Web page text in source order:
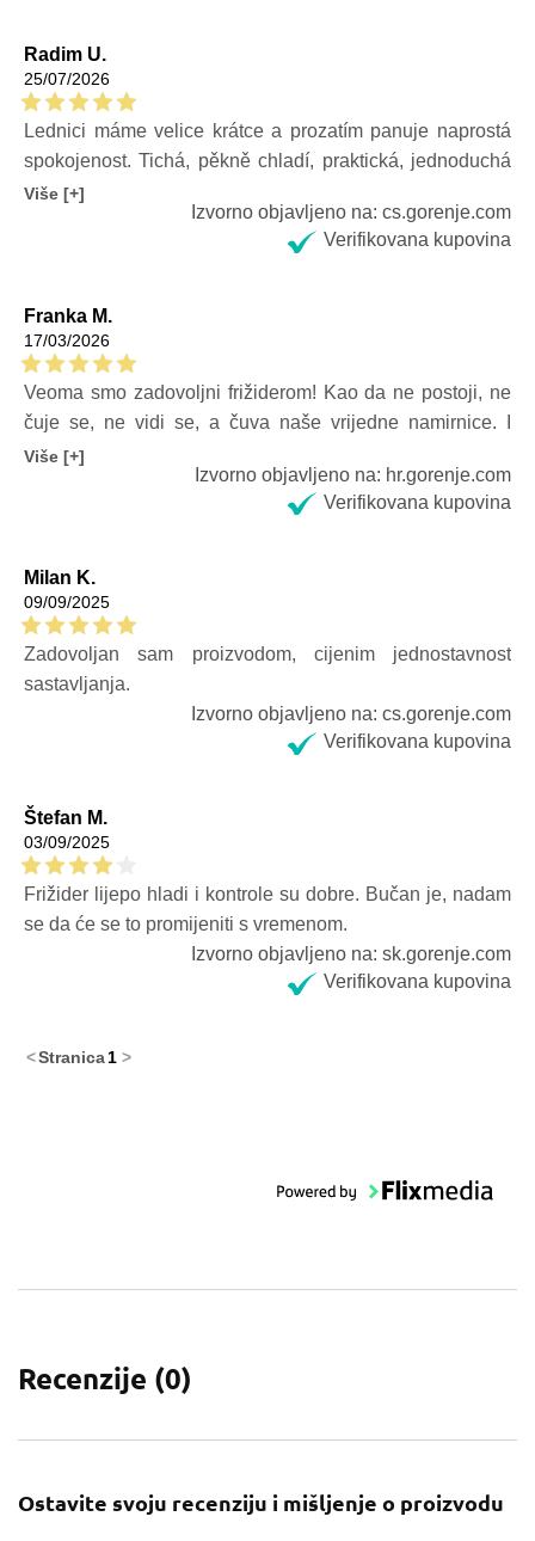
Radim U.
25/07/2026
Lednici máme velice krátce a prozatím panuje naprostá
spokojenost. Tichá, pěkně chladí, praktická, jednoduchá
montáž.
Više [+]
Izvorno objavljeno na: cs.gorenje.com
Verifikovana kupovina
Franka M.
17/03/2026
Veoma smo zadovoljni frižiderom! Kao da ne postoji, ne
čuje se, ne vidi se, a čuva naše vrijedne namirnice. I
veliko je olakšanje što ga ne treba odmrzavati. Definitivno
je poboljšao kvalitet života. Cijena i kvalitet su vrhunski!
Više [+]
Izvorno objavljeno na: hr.gorenje.com
Verifikovana kupovina
Milan K.
09/09/2025
Zadovoljan sam proizvodom, cijenim jednostavnost
sastavljanja.
Izvorno objavljeno na: cs.gorenje.com
Verifikovana kupovina
Štefan M.
03/09/2025
Frižider lijepo hladi i kontrole su dobre. Bučan je, nadam
se da će se to promijeniti s vremenom.
Izvorno objavljeno na: sk.gorenje.com
Verifikovana kupovina
<Stranica1 >
Recenzije (0)
Ostavite svoju recenziju i mišljenje o proizvodu